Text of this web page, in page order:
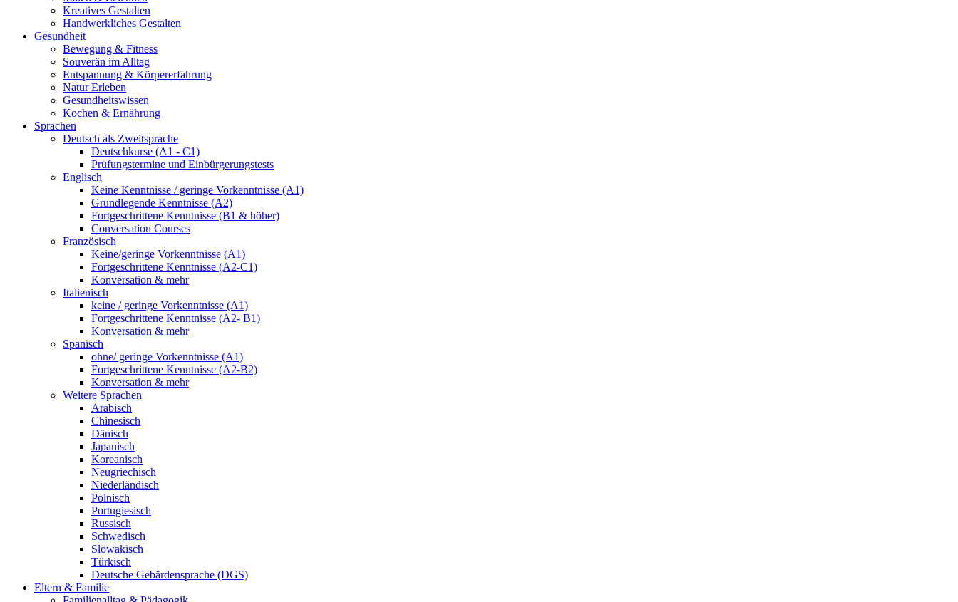
Kreatives Gestalten
Handwerkliches Gestalten
Gesundheit
Bewegung & Fitness
Souverän im Alltag
Entspannung & Körpererfahrung
Natur Erleben
Gesundheitswissen
Kochen & Ernährung
Sprachen
Deutsch als Zweitsprache
Deutschkurse (A1 - C1)
Prüfungstermine und Einbürgerungstests
Englisch
Keine Kenntnisse / geringe Vorkenntnisse (A1)
Grundlegende Kenntnisse (A2)
Fortgeschrittene Kenntnisse (B1 & höher)
Conversation Courses
Französisch
Keine/geringe Vorkenntnisse (A1)
Fortgeschrittene Kenntnisse (A2-C1)
Konversation & mehr
Italienisch
keine / geringe Vorkenntnisse (A1)
Fortgeschrittene Kenntnisse (A2- B1)
Konversation & mehr
Spanisch
ohne/ geringe Vorkenntnisse (A1)
Fortgeschrittene Kenntnisse (A2-B2)
Konversation & mehr
Weitere Sprachen
Arabisch
Chinesisch
Dänisch
Japanisch
Koreanisch
Neugriechisch
Niederländisch
Polnisch
Portugiesisch
Russisch
Schwedisch
Slowakisch
Türkisch
Deutsche Gebärdensprache (DGS)
Eltern & Familie